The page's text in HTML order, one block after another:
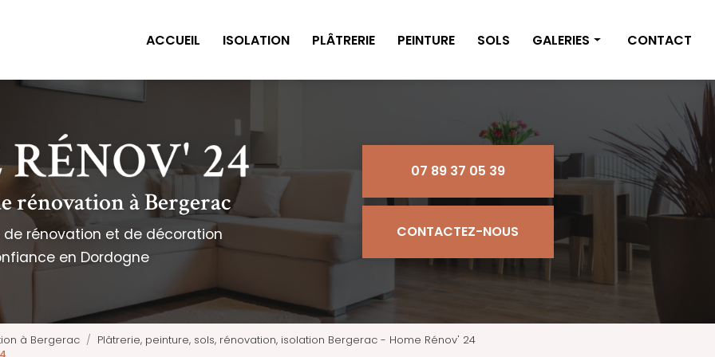
ACCUEIL
ISOLATION PLÂTRERIE PEINTURE SOLS GALERIES
Plâtrerie
Peinture
CONTACT
rénovation à Bergerac
de rénovation et de décoration
en Dordogne
07 89 37 05 39
CONTACTEZ-NOUS
à Bergerac
Plâtrerie, peinture, sols, rénovation, isolation Bergerac - Home Rénov' 24